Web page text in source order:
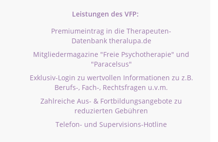
Leistungen des VFP:
Premiumeintrag in die Therapeuten-
Datenbank theralupa.de
Mitgliedermagazine "Freie Psychotherapie" und
"Paracelsus"
Exklusiv-Login zu wertvollen Informationen zu z.B.
Berufs-, Fach-, Rechtsfragen u.v.m.
Zahlreiche Aus- & Fortbildungsangebote zu
reduzierten Gebühren
Telefon- und Supervisions-Hotline